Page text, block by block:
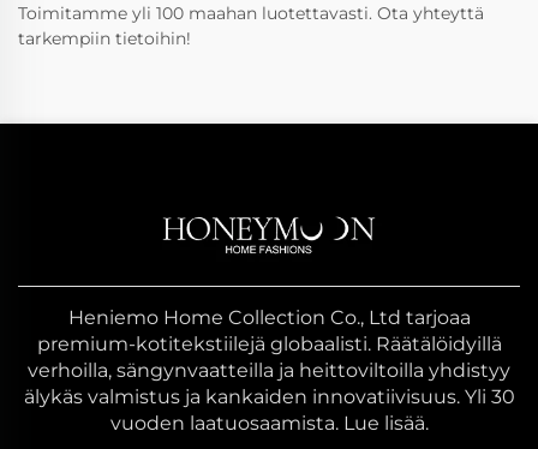
Toimitamme yli 100 maahan luotettavasti. Ota yhteyttä
tarkempiin tietoihin!
Heniemo Home Collection Co., Ltd tarjoaa
premium-kotitekstiilejä globaalisti. Räätälöidyillä
verhoilla, sängynvaatteilla ja heittoviltoilla yhdistyy
älykäs valmistus ja kankaiden innovatiivisuus. Yli 30
vuoden laatuosaamista. Lue lisää.